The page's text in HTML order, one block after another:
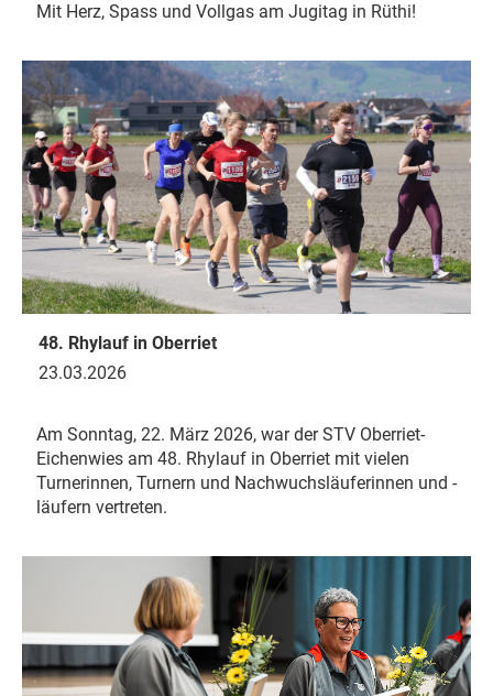
Mit Herz, Spass und Vollgas am Jugitag in Rüthi!
48. Rhylauf in Oberriet
23.03.2026
Am Sonntag, 22. März 2026, war der STV Oberriet-
Eichenwies am 48. Rhylauf in Oberriet mit vielen
Turnerinnen, Turnern und Nachwuchsläuferinnen und -
läufern vertreten.